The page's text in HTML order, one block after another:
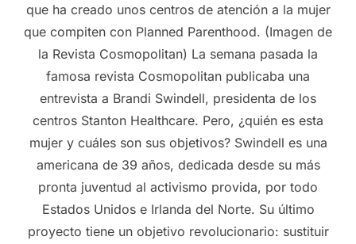
que ha creado unos centros de atención a la mujer
que compiten con Planned Parenthood. (Imagen de
la Revista Cosmopolitan) La semana pasada la
famosa revista Cosmopolitan publicaba una
entrevista a Brandi Swindell, presidenta de los
centros Stanton Healthcare. Pero, ¿quién es esta
mujer y cuáles son sus objetivos? Swindell es una
americana de 39 años, dedicada desde su más
pronta juventud al activismo provida, por todo
Estados Unidos e Irlanda del Norte. Su último
proyecto tiene un objetivo revolucionario: sustituir